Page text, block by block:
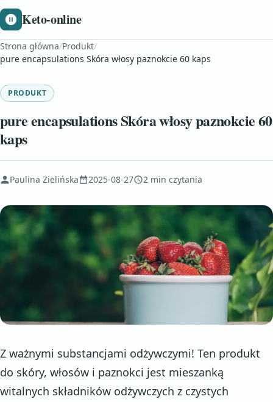
Keto-online
Strona główna/Produkt/
pure encapsulations Skóra włosy paznokcie 60 kaps
PRODUKT
pure encapsulations Skóra włosy paznokcie 60
kaps
Paulina Zielińska 2025-08-27 2 min czytania
Z ważnymi substancjami odżywczymi! Ten produkt
do skóry, włosów i paznokci jest mieszanką
witalnych składników odżywczych z czystych